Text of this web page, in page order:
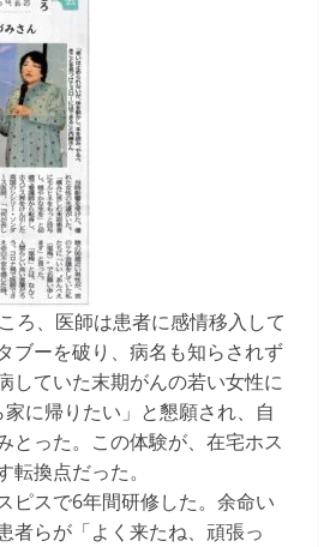
ろ、医師は患者に感情移入して
ブーを破り、病名も知らされず
していた末期がんの若い女性に
家に帰りたい」と懇願され、自
とった。この体験が、在宅ホス
転換点だった。
ピスで6年間研修した。余命い
者らが「よく来たね、頑張っ